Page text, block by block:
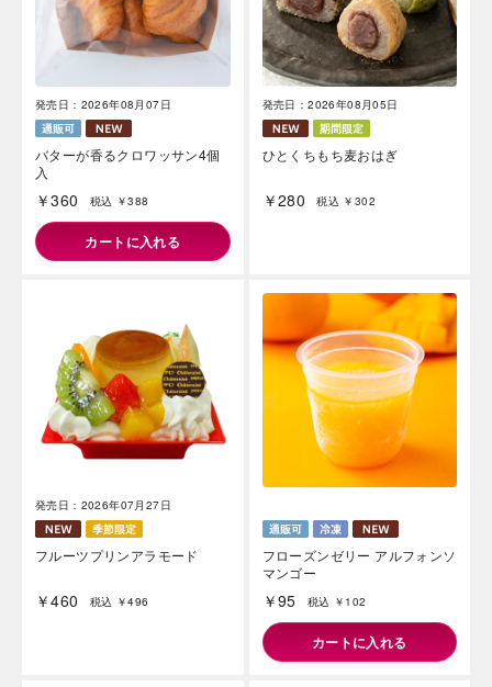
発売日：2026年08月07日
バターが香るクロワッサン4個
入
￥360 税込 ￥388
カートに入れる
発売日：2026年08月05日
ひとくちもち麦おはぎ
￥280 税込 ￥302
発売日：2026年07月27日
フルーツプリンアラモード
￥460 税込 ￥496
フローズンゼリー アルフォンソ
マンゴー
￥95 税込 ￥102
カートに入れる